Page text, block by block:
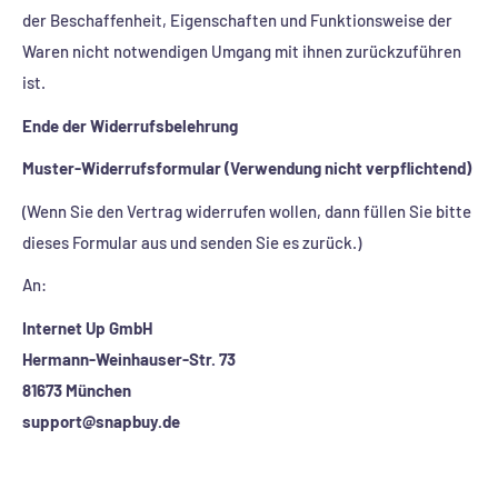
der Beschaffenheit, Eigenschaften und Funktionsweise der
Waren nicht notwendigen Umgang mit ihnen zurückzuführen
ist.
Ende der Widerrufsbelehrung
Muster-Widerrufsformular (Verwendung nicht verpflichtend)
(Wenn Sie den Vertrag widerrufen wollen, dann füllen Sie bitte
dieses Formular aus und senden Sie es zurück.)
An:
Internet Up GmbH
Hermann-Weinhauser-Str. 73
81673 München
support@snapbuy.de